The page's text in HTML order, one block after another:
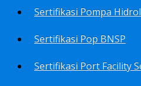
Sertifikasi Pompa
Sertifikasi Pop BNSP